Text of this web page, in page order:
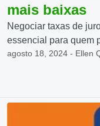
mais baixas
Negociar taxas de
essencial para quem
agosto 18, 2024 - Ellen